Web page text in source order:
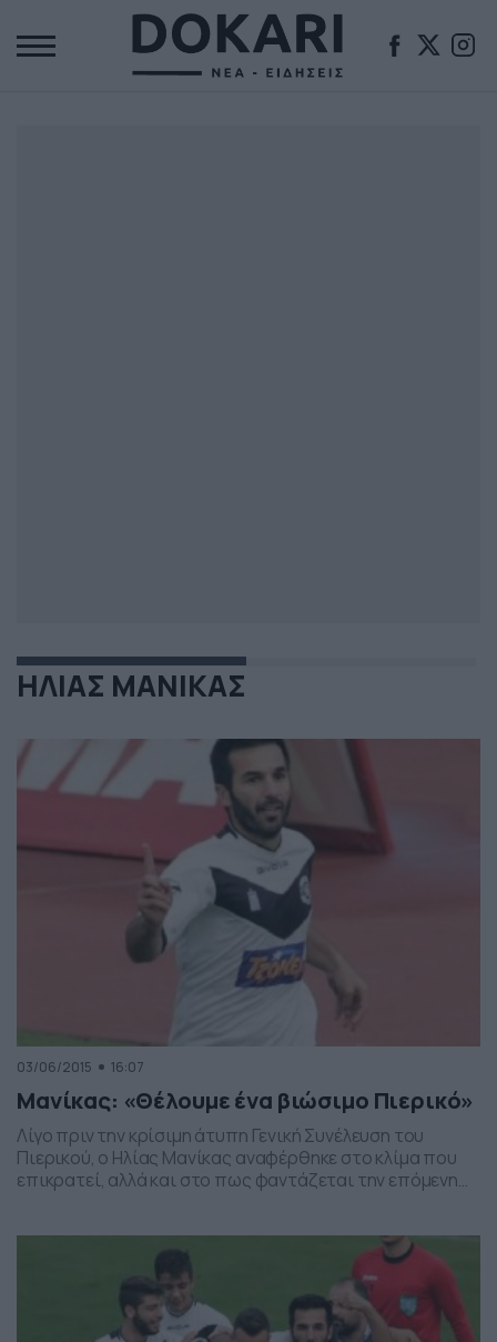
ΗΛΙΑΣ ΜΑΝΙΚΑΣ
03/06/2015 16:07
Μανίκας: «Θέλουμε ένα βιώσιμο Πιερικό»
Λίγο πριν την κρίσιμη άτυπη Γενική Συνέλευση του
Πιερικού, ο Ηλίας Μανίκας αναφέρθηκε στο κλίμα που
επικρατεί, αλλά και στο πως φαντάζεται την επόμενη
συνεδριακό κέντρο «ΕΚΑΒΗ» (3/6 20:00). Αναλυτικά τα
όσα δήλωσε ο πρώην ποδοσφαιριστής και νυν τεχνικός
διευθυντής του […]